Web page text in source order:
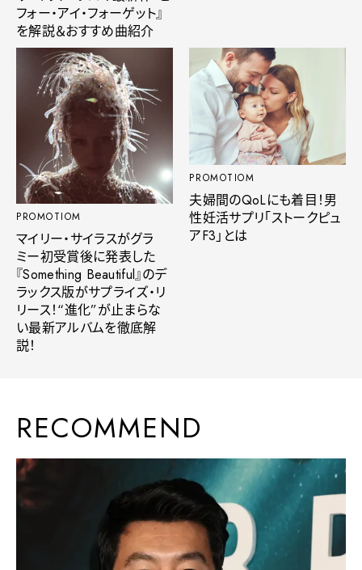
フォー・アイ・フォーゲット』
を解説＆おすすめ曲紹介
PROMOTIOM
マイリー・サイラスがグラ
ミー初受賞後に発表した
『Something Beautiful』のデ
ラックス版がサプライズ・リ
リース！“進化”が止まらな
い最新アルバムを徹底解
説！
PROMOTIOM
夫婦間のQoLにも着目！男
性妊活サプリ「ストークピュ
アF3」とは
RECOMMEND